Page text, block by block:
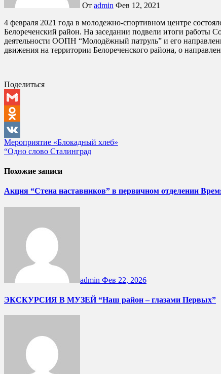
От admin Фев 12, 2021
4 февраля 2021 года в молодежно-спортивном центре состоялось очередное заседание студенческого Совета при управление по делам молодежи администрации муниципального образования
Белореченский район. На заседании подвели итоги работы
деятельности ООПН “Молодёжный патруль” и его
движения на территории Белореченского района, о
Поделиться
Gmail
Odnoklassniki
VK
Навигация
по
записям
Мероприятие «Блокадный хлеб»
“Одно слово Сталинград
Похожие записи
Акция “Стена наставников” в первичном отделении
admin Фев 22, 2026
ЭКСКУРСИЯ В МУЗЕЙ “Наш район – глазами Первых”